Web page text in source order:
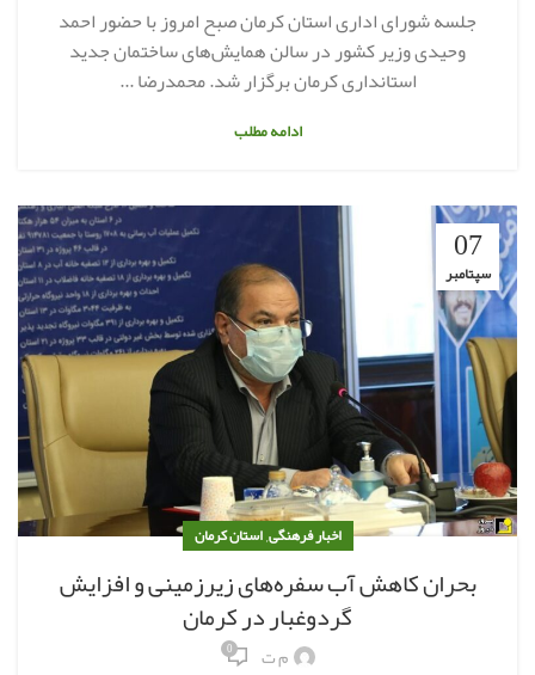
جلسه شورای اداری استان کرمان صبح امروز با حضور احمد
وحیدی وزیر کشور در سالن همایش‌های ساختمان جدید
استانداری کرمان برگزار شد. محمدرضا ...
ادامه مطلب
07
سپتامبر
اخبار فرهنگی,استان کرمان
بحران کاهش آب سفره‌های زیرزمینی و افزایش
گردوغبار در کرمان
م ت 0